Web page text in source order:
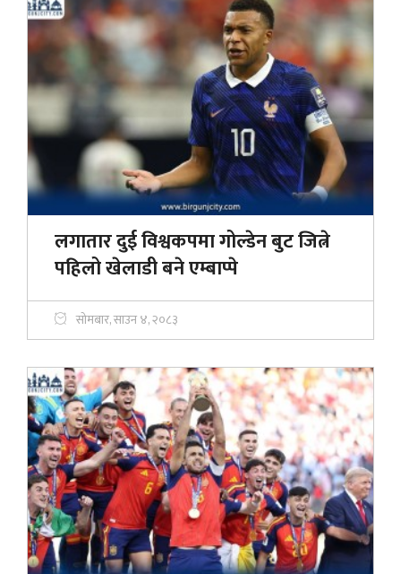
लगातार दुई विश्वकपमा गोल्डेन बुट जित्ने
पहिलो खेलाडी बने एम्बाप्पे
सोमबार, साउन ४, २०८३